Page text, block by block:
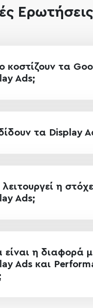
κοστίζουν τα
Ads;
τα Display
η
Ads;
είναι η διαφορά
Ads και